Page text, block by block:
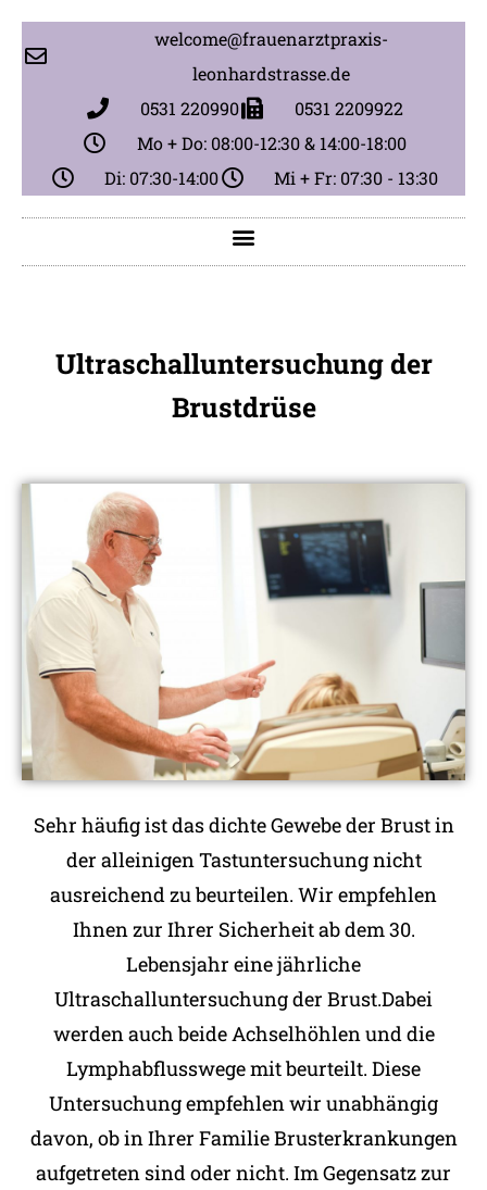
welcome@frauenarztpraxis-
leonhardstrasse.de
0531 220990
0531 2209922
Mo + Do: 08:00-12:30 & 14:00-18:00
Di: 07:30-14:00
Mi + Fr: 07:30 - 13:30
Ultraschalluntersuchung der
Brustdrüse
Sehr häufig ist das dichte Gewebe der Brust in
der alleinigen Tastuntersuchung nicht
ausreichend zu beurteilen. Wir empfehlen
Ihnen zur Ihrer Sicherheit ab dem 30.
Lebensjahr eine jährliche
Ultraschalluntersuchung der Brust.Dabei
werden auch beide Achselhöhlen und die
Lymphabflusswege mit beurteilt. Diese
Untersuchung empfehlen wir unabhängig
davon, ob in Ihrer Familie Brusterkrankungen
aufgetreten sind oder nicht. Im Gegensatz zur